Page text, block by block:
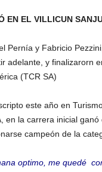
EN EL VILLICUN
Pernía y Fabricio
adelante, y finalizarorn
(TCR SA)
este año en
en la carrera inicial
campeón de la
optimo, me quedé